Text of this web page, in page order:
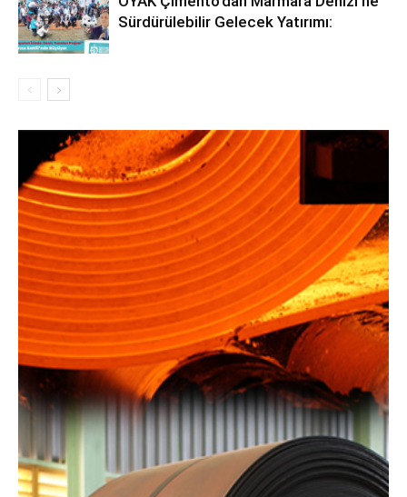
Sürdürülebilir Gelecek Yatırımı: